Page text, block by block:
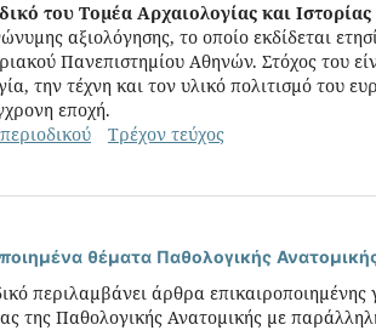
του Τομέα Αρχαιολογίας και
αξιολόγησης, το οποίο εκδίδεται
Πανεπιστημίου Αθηνών. Στόχος του
την τέχνη και τον υλικό πολιτισμό του
εποχή.
Τρέχον τεύχος
θέματα Παθολογικής
περιλαμβάνει άρθρα
της Παθολογικής Ανατομικής με